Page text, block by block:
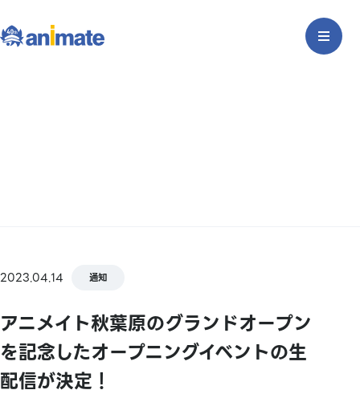
2023.04.14 通知
アニメイト秋葉原のグランドオープン
を記念したオープニングイベントの生
配信が決定！